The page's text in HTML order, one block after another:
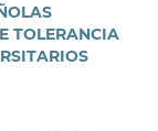
TOLERANCIA